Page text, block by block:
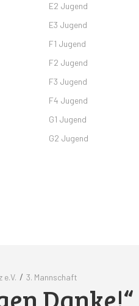
E2 Jugend
E3 Jugend
F1 Jugend
F2 Jugend
F3 Jugend
F4 Jugend
G1 Jugend
G2 Jugend
e.V. / 3. Mannschaft